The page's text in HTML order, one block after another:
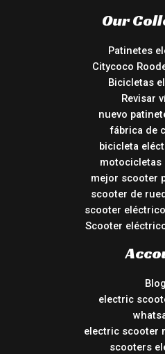
Our
Patinetes
Citycoco
Bicicletas
Revisar
nuevo
fábrica de
bicicleta
motocicletas
mejor scooter
scooter de
scooter
Scooter
Blog
electric
electric scooter
scooters